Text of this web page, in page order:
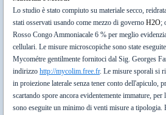
Lo studio è stato compiuto su materiale secco,
stati osservati usando come mezzo di governo H2O;
Rosso Congo Ammoniacale 6 % per meglio
cellulari. Le misure microscopiche sono state
Mycométre gentilmente fornitoci dal Sig. Georges
indirizzo http://mycolim.free.fr. Le misure sporali si
in proiezione laterale senza tener conto dell'apiculo,
scartando spore ancora evidentemente immature,
sono eseguite un minimo di venti misure a tipologia.